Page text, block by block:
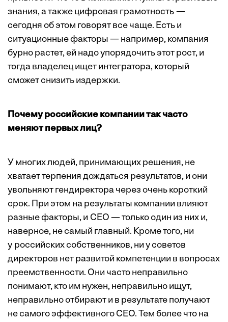
знания, а также цифровая грамотность —
сегодня об этом говорят все чаще. Есть и
ситуационные факторы — например, компания
бурно растет, ей надо упорядочить этот рост, и
тогда владелец ищет интегратора, который
сможет снизить издержки.
Почему российские компании так часто
меняют первых лиц?
У многих людей, принимающих решения, не
хватает терпения дождаться результатов, и они
увольняют гендиректора через очень короткий
срок. При этом на результаты компании влияют
разные факторы, и СЕО — только один из них и,
наверное, не самый главный. Кроме того, ни
у российских собственников, ни у советов
директоров нет развитой компетенции в вопросах
преемственности. Они часто неправильно
понимают, кто им нужен, неправильно ищут,
неправильно отбирают и в результате получают
не самого эффективного СЕО. Тем более что на